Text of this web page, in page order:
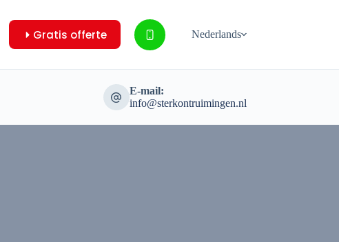
Gratis offerte Nederlands
E-mail:
info@sterkontruimingen.nl